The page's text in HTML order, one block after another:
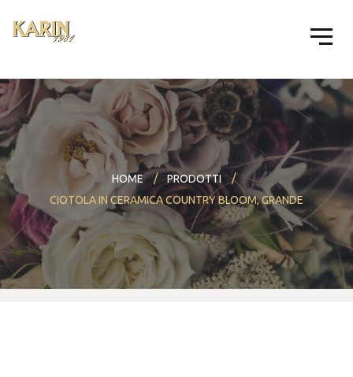
HOME
PRODOTTI
CIOTOLA IN CERAMICA COUNTRY BLOOM, GRANDE